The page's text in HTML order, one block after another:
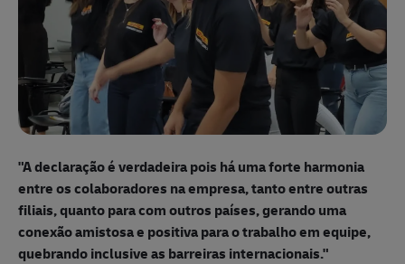
"A declaração é verdadeira pois há uma forte harmonia
entre os colaboradores na empresa, tanto entre outras
filiais, quanto para com outros países, gerando uma
conexão amistosa e positiva para o trabalho em equipe,
quebrando inclusive as barreiras internacionais."